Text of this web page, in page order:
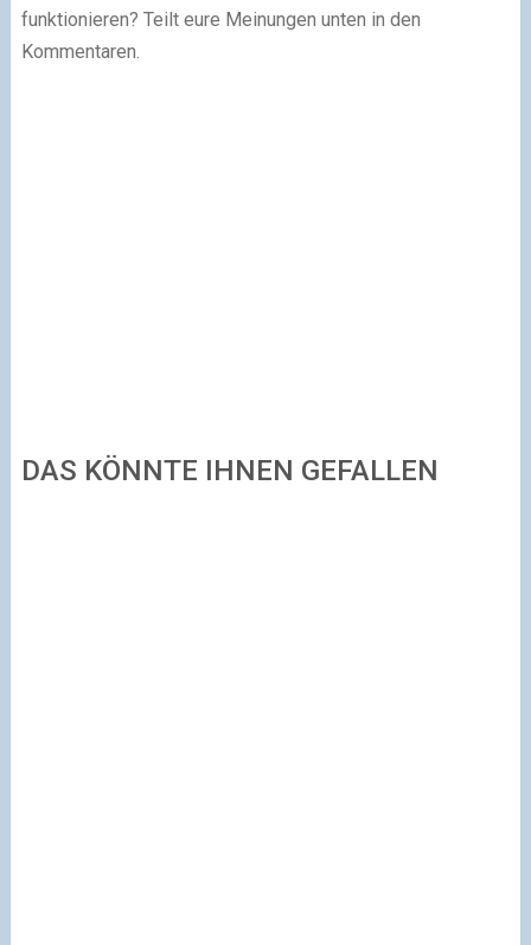
funktionieren? Teilt eure Meinungen unten in den
Kommentaren.
DAS KÖNNTE IHNEN GEFALLEN